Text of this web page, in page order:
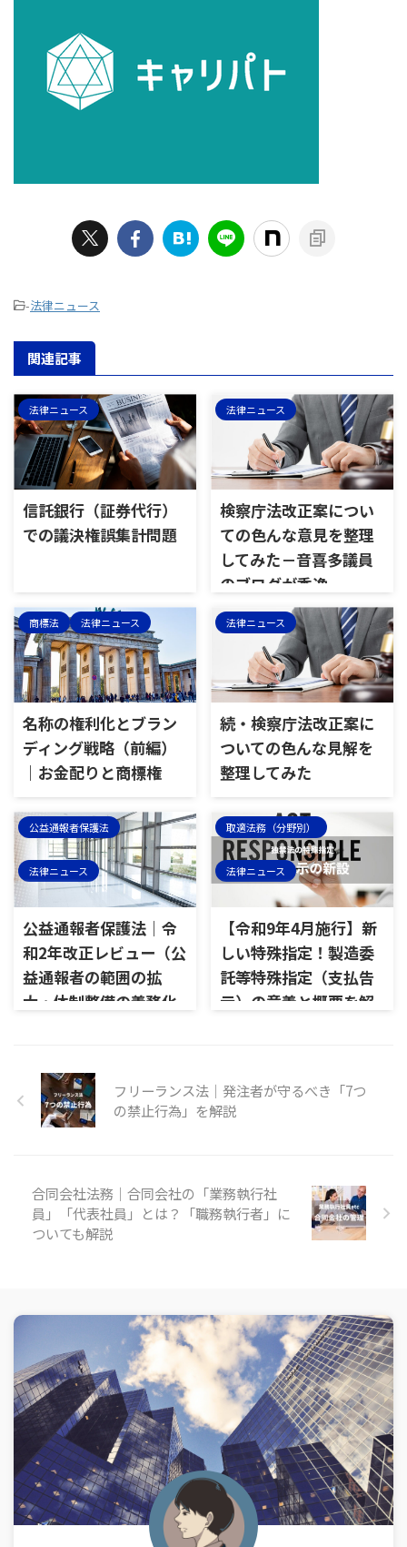
-法律ニュース
関連記事
法律ニュース
信託銀行（証券代行）
での議決権誤集計問題
法律ニュース
検察庁法改正案につい
ての色んな意見を整理
してみた－音喜多議員
のブログが秀逸
商標法 法律ニュース
名称の権利化とブラン
ディング戦略（前編）
｜お金配りと商標権
法律ニュース
続・検察庁法改正案に
ついての色んな見解を
整理してみた
公益通報者保護法
法律ニュース
公益通報者保護法｜令
和2年改正レビュー（公
益通報者の範囲の拡
大・体制整備の義務化
取適法務（分野別）
法律ニュース
【令和9年4月施行】新
しい特殊指定！製造委
託等特殊指定（支払告
示）の意義と概要を解
フリーランス法｜発注者が守るべき「7つ
の禁止行為」を解説
合同会社法務｜合同会社の「業務執行社
員」「代表社員」とは？「職務執行者」に
ついても解説